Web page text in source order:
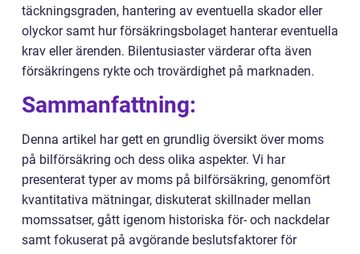
täckningsgraden, hantering av eventuella skador eller
olyckor samt hur försäkringsbolaget hanterar eventuella
krav eller ärenden. Bilentusiaster värderar ofta även
försäkringens rykte och trovärdighet på marknaden.
Sammanfattning:
Denna artikel har gett en grundlig översikt över moms
på bilförsäkring och dess olika aspekter. Vi har
presenterat typer av moms på bilförsäkring, genomfört
kvantitativa mätningar, diskuterat skillnader mellan
momssatser, gått igenom historiska för- och nackdelar
samt fokuserat på avgörande beslutsfaktorer för